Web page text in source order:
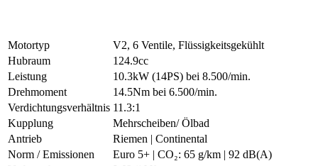
Motortyp
V2, 6 Ventile, Flüssigkeitsgekühlt
Hubraum
124.9cc
Leistung
10.3kW (14PS) bei 8.500/min.
Drehmoment
14.5Nm bei 6.500/min.
Verdichtungsverhältnis 11.3:1
Kupplung
Mehrscheiben/ Ölbad
Antrieb
Riemen | Continental
Norm / Emissionen
Euro 5+ | CO₂: 65 g/km | 92 dB(A)